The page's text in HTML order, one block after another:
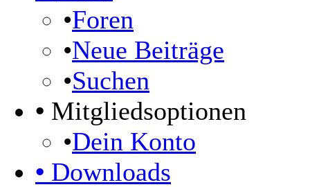
•Foren
•Neue Beiträge
•Suchen
• Mitgliedsoptionen
•Dein Konto
• Downloads